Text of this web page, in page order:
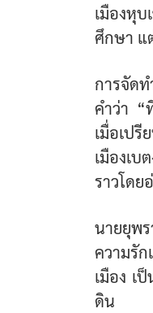
เมืองหุ
ศึกษา แ
การจัด
คำว่า “
เมื่อเป
เมืองเ
ราวโด
นายยุพ
ความรั
เมือง เ
ดิน